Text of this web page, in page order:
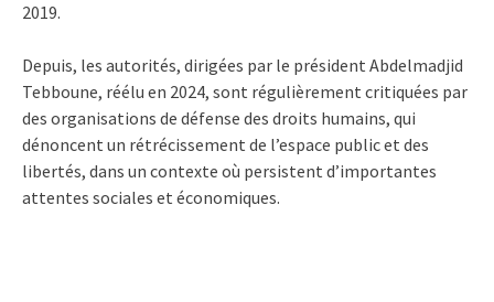
2019.
Depuis, les autorités, dirigées par le président Abdelmadjid
Tebboune, réélu en 2024, sont régulièrement critiquées par
des organisations de défense des droits humains, qui
dénoncent un rétrécissement de l’espace public et des
libertés, dans un contexte où persistent d’importantes
attentes sociales et économiques.